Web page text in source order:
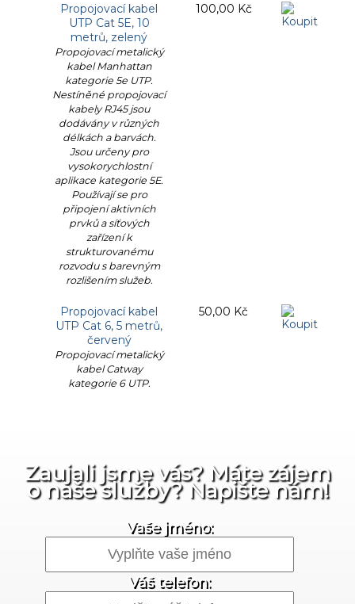
Propojovací kabel
UTP Cat 5E, 10
metrů, zelený
Propojovací metalický
kabel Manhattan
kategorie 5e UTP.
Nestíněné propojovací
kabely RJ45 jsou
dodávány v různých
délkách a barvách.
Jsou určeny pro
vysokorychlostní
aplikace kategorie 5E.
Používají se pro
připojení aktivních
prvků a síťových
zařízení k
strukturovanému
rozvodu s barevným
rozlišením služeb.
100,00 Kč
Propojovací kabel
UTP Cat 6, 5 metrů,
červený
Propojovací metalický
kabel Catway
kategorie 6 UTP.
50,00 Kč
Zaujali jsme vás? Máte zájem
o naše služby? Napište nám!
Vaše jméno:
Váš telefon: